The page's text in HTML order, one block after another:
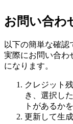
お問い合わ
以下の簡単な確認
実際にお問い合わ
になります。
クレジット
き、選択し
トがあるか
更新して生